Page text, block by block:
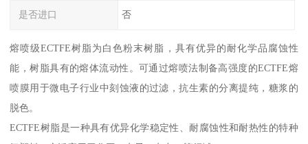
是否进口 否
熔喷级ECTFE树脂为白色粉末树脂，具有优异的耐化学品腐蚀性
能，树脂具有的熔体流动性。可通过熔喷法制备高强度的ECTFE熔
喷膜用于微电子行业中刻蚀液的过滤，抗生素的分离提纯，糖浆的
脱色。
ECTFE树脂是一种具有优异化学稳定性、耐腐蚀性和耐热性的特种